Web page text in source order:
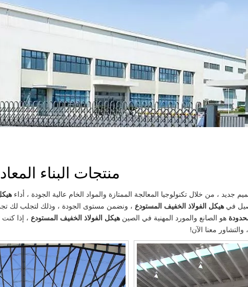
منتجات البناء
جديد ، من خلال تكنولوجيا المعالجة الممتازة والمواد الخام عالية الجودة ، أداء
في هيكل الفولاذ الخفيف المستودع ، ونضمن مستوى الجودة ، وذلك لتجلب لك
هو الصانع والمورد المهنية في الصين هيكل الفولاذ الخفيف المستودع ، إذا
معنا الآن!